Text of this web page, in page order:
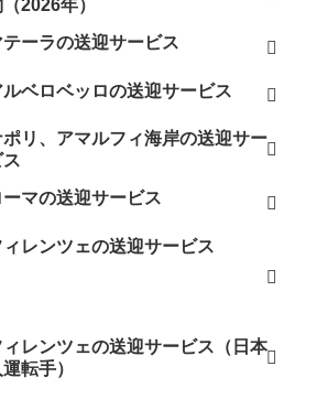
2026年）
テーラの送迎サービス
ルベロベッロの送迎サービス
ポリ、アマルフィ海岸の送迎サー
ス
ーマの送迎サービス
ィレンツェの送迎サービス
ィレンツェの送迎サービス（日本
運転手）